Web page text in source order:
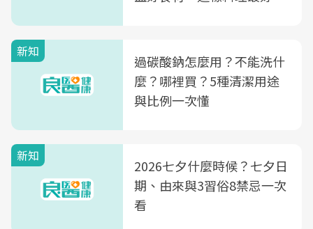
新知
過碳酸鈉怎麼用？不能洗什
麼？哪裡買？5種清潔用途
與比例一次懂
新知
2026七夕什麼時候？七夕日
期、由來與3習俗8禁忌一次
看